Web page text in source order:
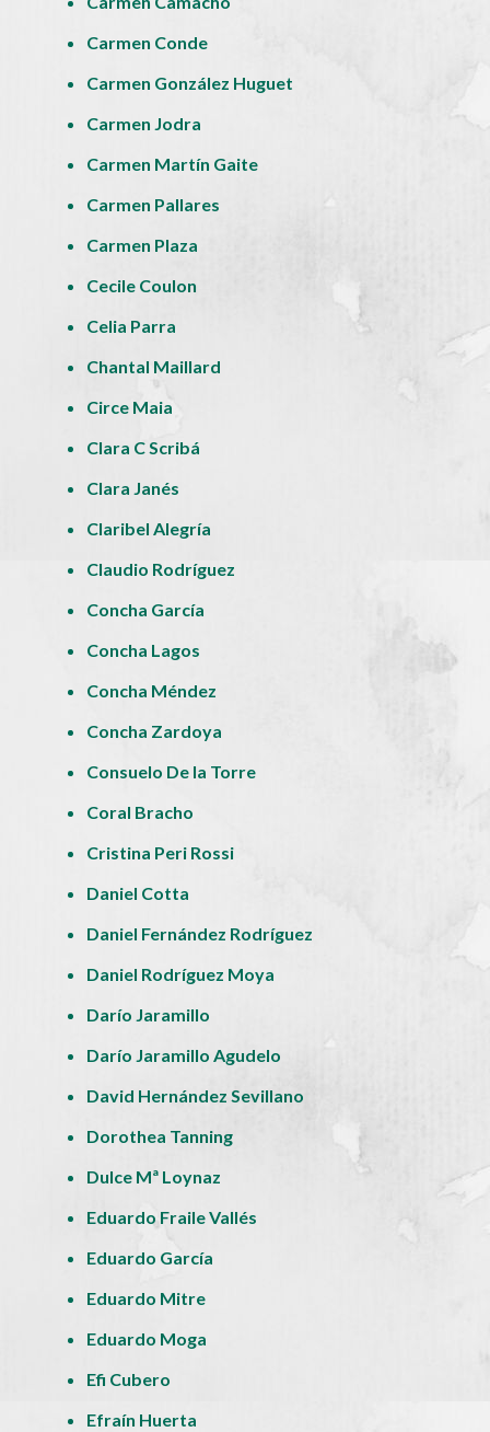
Carmen Conde
Carmen González Huguet
Carmen Jodra
Carmen Martín Gaite
Carmen Pallares
Carmen Plaza
Cecile Coulon
Celia Parra
Chantal Maillard
Circe Maia
Clara C Scribá
Clara Janés
Claribel Alegría
Claudio Rodríguez
Concha García
Concha Lagos
Concha Méndez
Concha Zardoya
Consuelo De la Torre
Coral Bracho
Cristina Peri Rossi
Daniel Cotta
Daniel Fernández Rodríguez
Daniel Rodríguez Moya
Darío Jaramillo
Darío Jaramillo Agudelo
David Hernández Sevillano
Dorothea Tanning
Dulce Mª Loynaz
Eduardo Fraile Vallés
Eduardo García
Eduardo Mitre
Eduardo Moga
Efi Cubero
Efraín Huerta